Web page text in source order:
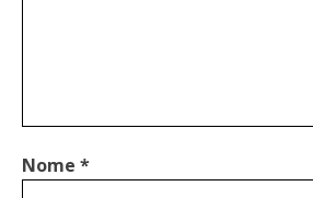
Nome *